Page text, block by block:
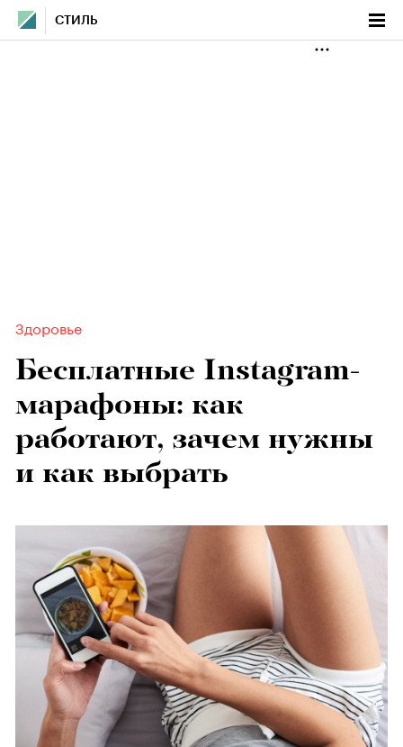
СТИЛЬ
Здоровье
Бесплатные Instagram-
марафоны: как
работают, зачем нужны
и как выбрать